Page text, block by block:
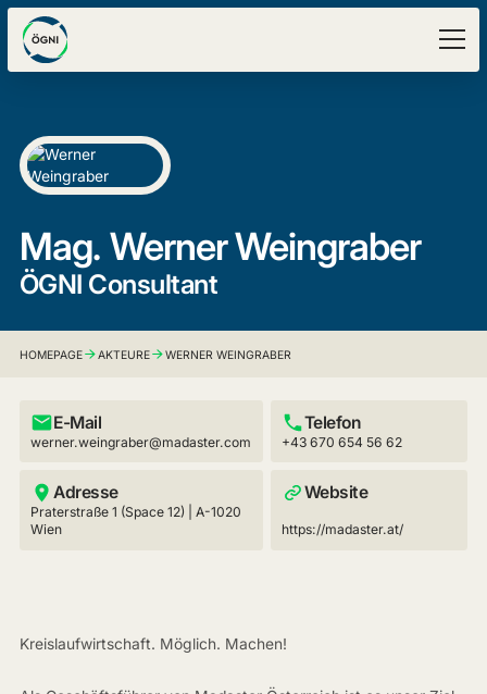
Mag. Werner Weingraber
ÖGNI Consultant
HOMEPAGE AKTEURE WERNER WEINGRABER
E-Mail
werner.weingraber@madaster.com
Telefon
+43 670 654 56 62
Adresse
Praterstraße 1 (Space 12) | A-1020
Wien
Website
https://madaster.at/
Kreislaufwirtschaft. Möglich. Machen!